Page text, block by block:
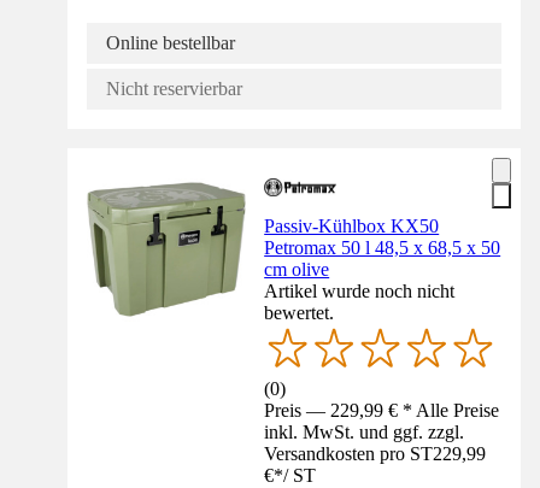
Online bestellbar
Nicht reservierbar
Passiv-Kühlbox KX50
Petromax 50 l 48,5 x 68,5 x 50
cm olive
Artikel wurde noch nicht
bewertet.
(0)
Preis — 229,99 € * Alle Preise
inkl. MwSt. und ggf. zzgl.
Versandkosten pro ST229,99
€*/ ST